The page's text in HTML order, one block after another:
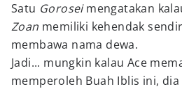
Satu Goroseimengatakan
Zoan memiliki kehendak
membawa nama dewa.
Jadi... mungkin kalau Ace
memperoleh Buah Iblis ini, dia